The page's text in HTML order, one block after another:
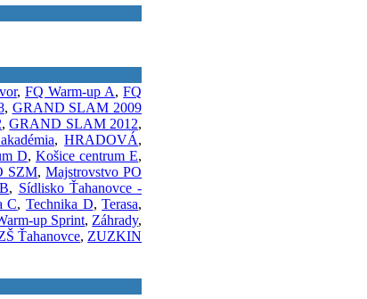
, FQ Warm-up A,FQ
, GRAND SLAM 2009
,GRAND SLAM 2012,
,HRADOVÁ,
D, Košice centrum E,
SZM,Majstrovstvo PO
, Sídlisko Ťahanovce -
C, Technika D,Terasa,
up Sprint,Záhrady,
Ťahanovce,ZUZKIN